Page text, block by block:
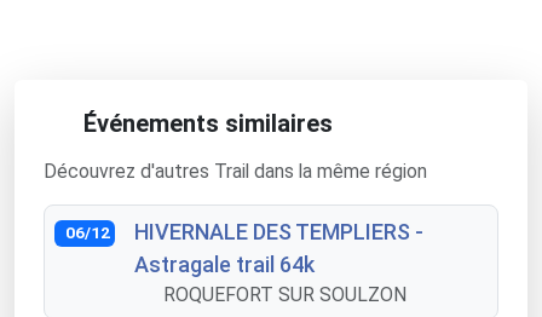
Événements similaires
Découvrez d'autres Trail dans la même région
06/12
HIVERNALE DES TEMPLIERS -
Astragale trail 64k
ROQUEFORT SUR SOULZON